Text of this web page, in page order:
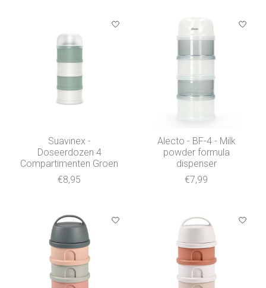
Suavinex -
Doseerdozen 4
Compartimenten Groen
€8,95
Alecto - BF-4 - Milk
powder formula
dispenser
€7,99